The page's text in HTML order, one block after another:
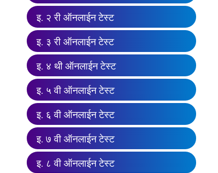
इ. २ री ऑनलाईन टेस्ट
इ. ३ री ऑनलाईन टेस्ट
इ. ४ थी ऑनलाईन टेस्ट
इ. ५ वी ऑनलाईन टेस्ट
इ. ६ वी ऑनलाईन टेस्ट
इ. ७ वी ऑनलाईन टेस्ट
इ. ८ वी ऑनलाईन टेस्ट